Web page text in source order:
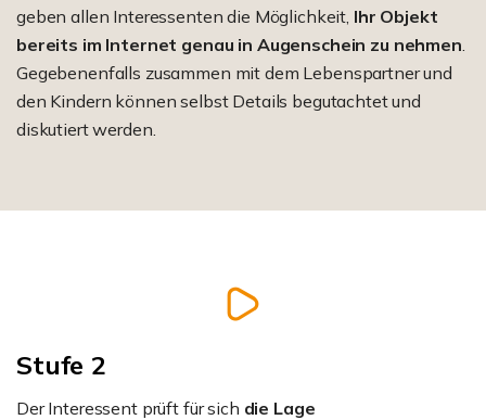
geben allen Interessenten die Möglichkeit, Ihr Objekt
bereits im Internet genau in Augenschein zu nehmen.
Gegebenenfalls zusammen mit dem Lebenspartner und
den Kindern können selbst Details begutachtet und
diskutiert werden.
Stufe 2
Der Interessent prüft für sich die Lage